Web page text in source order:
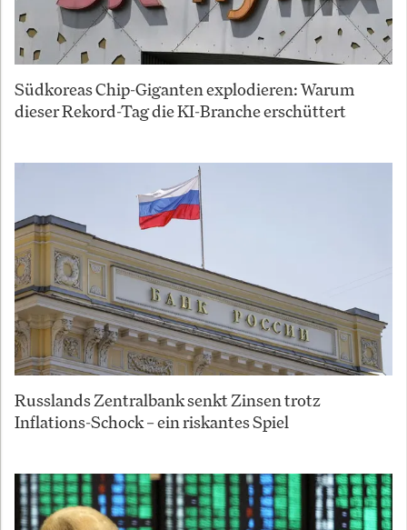
Südkoreas Chip-Giganten explodieren: Warum
dieser Rekord-Tag die KI-Branche erschüttert
Russlands Zentralbank senkt Zinsen trotz
Inflations-Schock – ein riskantes Spiel